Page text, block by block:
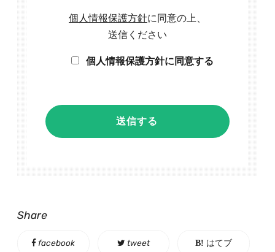
個人情報保護方針に同意の上、
送信ください
個人情報保護方針に同意する
Share
facebook tweet はてブ